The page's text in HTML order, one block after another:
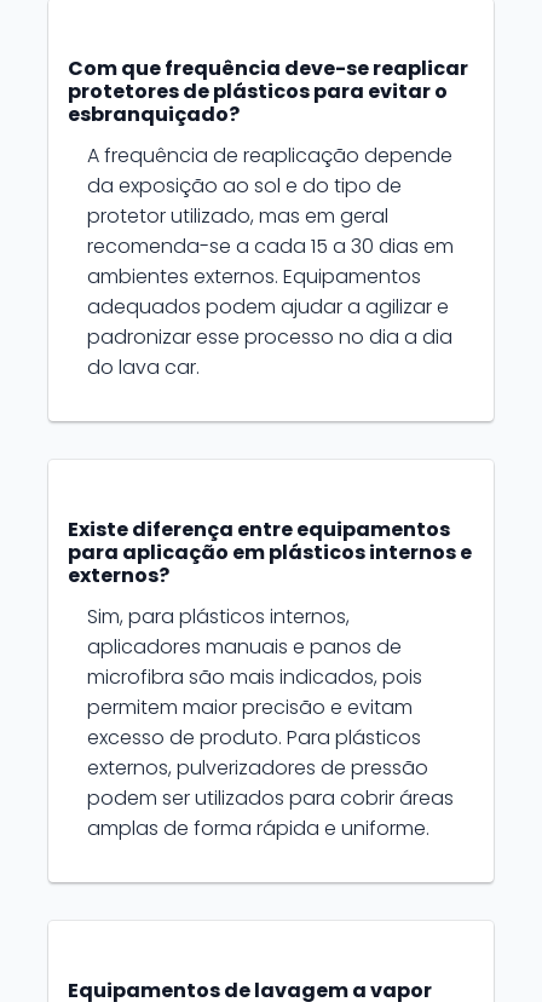
Com que frequência deve-se reaplicar
protetores de plásticos para evitar o
esbranquiçado?
A frequência de reaplicação depende
da exposição ao sol e do tipo de
protetor utilizado, mas em geral
recomenda-se a cada 15 a 30 dias em
ambientes externos. Equipamentos
adequados podem ajudar a agilizar e
padronizar esse processo no dia a dia
do lava car.
Existe diferença entre equipamentos
para aplicação em plásticos internos e
externos?
Sim, para plásticos internos,
aplicadores manuais e panos de
microfibra são mais indicados, pois
permitem maior precisão e evitam
excesso de produto. Para plásticos
externos, pulverizadores de pressão
podem ser utilizados para cobrir áreas
amplas de forma rápida e uniforme.
Equipamentos de lavagem a vapor